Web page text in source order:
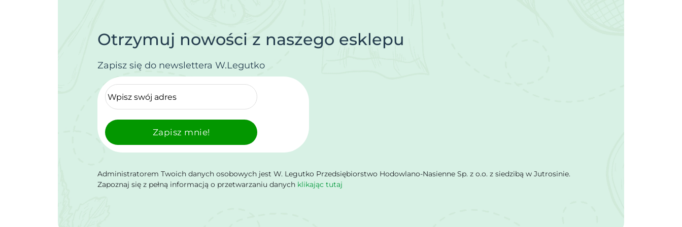
Otrzymuj nowości z naszego esklepu
Zapisz się do newslettera W.Legutko
Zapisz mnie!
Administratorem Twoich danych osobowych jest W. Legutko Przedsiębiorstwo Hodowlano-Nasienne Sp. z o.o. z siedzibą w Jutrosinie.
Zapoznaj się z pełną informacją o przetwarzaniu danych klikając tutaj